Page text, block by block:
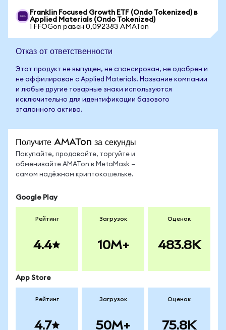
Franklin Focused Growth ETF (Ondo Tokenized) в
Applied Materials (Ondo Tokenized)
1 FFOGon равен 0,092383 AMATon
Отказ от ответственности
Этот продукт не выпущен, не спонсирован, не одобрен и
не аффилирован с Applied Materials. Название компании
и любые другие товарные знаки используются
исключительно для идентификации базового
эталонного актива.
Получите AMATon за секунды
Покупайте, продавайте, торгуйте и
обменивайте AMATon в MetaMask —
самом надёжном криптокошельке.
Google Play
Рейтинг
4.4
Загрузок
10M+
Оценок
483.8K
App Store
Рейтинг
4.7
Загрузок
50M+
Оценок
75.8K